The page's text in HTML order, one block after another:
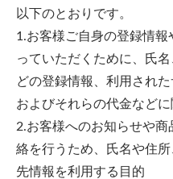
以下のとおりです。
1.お客様ご自身の登録情
っていただくために、氏
どの登録情報、利用され
およびそれらの代金など
2.お客様へのお知らせや
絡を行うため、氏名や住
先情報を利用する目的